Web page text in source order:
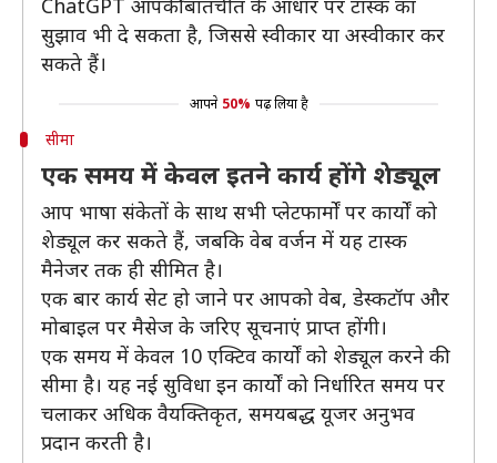
ChatGPT आपकी बातचीत के आधार पर टास्क का
सुझाव भी दे सकता है, जिससे स्वीकार या अस्वीकार कर
सकते हैं।
आपने 50% पढ़ लिया है
सीमा
एक समय में केवल इतने कार्य होंगे शेड्यूल
आप भाषा संकेतों के साथ सभी प्लेटफार्मों पर कार्यों को
शेड्यूल कर सकते हैं, जबकि वेब वर्जन में यह टास्क
मैनेजर तक ही सीमित है।
एक बार कार्य सेट हो जाने पर आपको वेब, डेस्कटॉप और
मोबाइल पर मैसेज के जरिए सूचनाएं प्राप्त होंगी।
एक समय में केवल 10 एक्टिव कार्यों को शेड्यूल करने की
सीमा है। यह नई सुविधा इन कार्यों को निर्धारित समय पर
चलाकर अधिक वैयक्तिकृत, समयबद्ध यूजर अनुभव
प्रदान करती है।